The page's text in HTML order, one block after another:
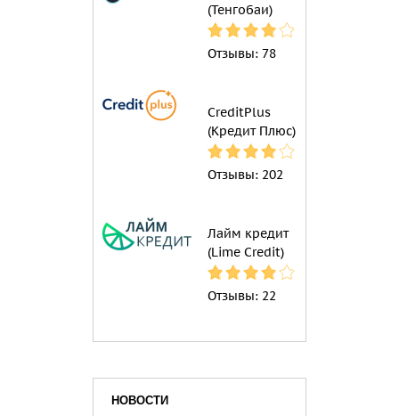
(Тенгобаи)
Отзывы: 78
CreditPlus
(Кредит Плюс)
Отзывы: 202
Лайм кредит
(Lime Credit)
Отзывы: 22
НОВОСТИ